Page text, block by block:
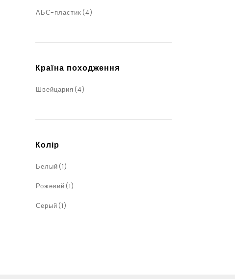
АБС-пластик (4)
Країна походження
Швейцария (4)
Колір
Белый (1)
Рожевий (1)
Серый (1)